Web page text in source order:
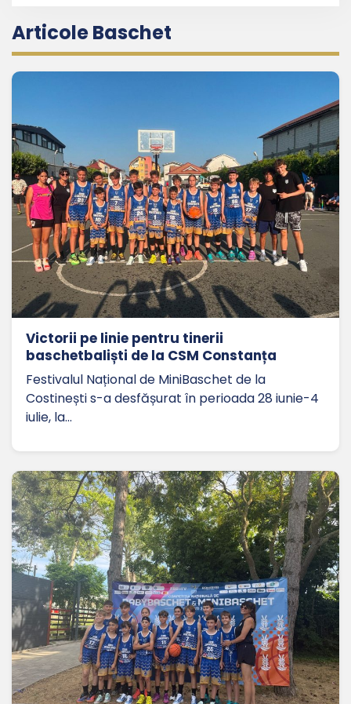
Articole Baschet
Victorii pe linie pentru tinerii
baschetbaliști de la CSM Constanța
Festivalul Național de MiniBaschet de la
Costinești s-a desfășurat în perioada 28 iunie-4
iulie, la…